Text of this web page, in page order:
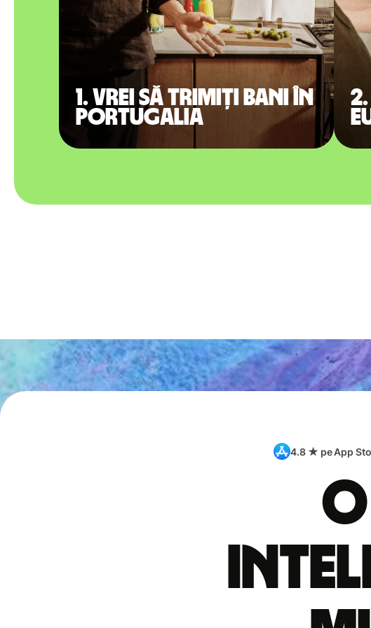
1. Vrei să trimiți bani în
Portugalia
4.8 ★ pe App